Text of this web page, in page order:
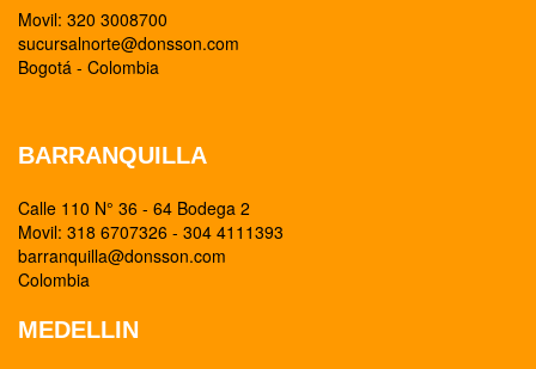
Movil: 320 3008700
sucursalnorte@donsson.com
Bogotá - Colombia
BARRANQUILLA
Calle 110 N° 36 - 64 Bodega 2
Movil: 318 6707326 - 304 4111393
barranquilla@donsson.com
Colombia
MEDELLIN